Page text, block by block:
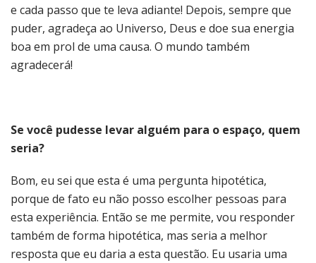
e cada passo que te leva adiante! Depois, sempre que
puder, agradeça ao Universo, Deus e doe sua energia
boa em prol de uma causa. O mundo também
agradecerá!
Se você pudesse levar alguém para o espaço, quem
seria?
Bom, eu sei que esta é uma pergunta hipotética,
porque de fato eu não posso escolher pessoas para
esta experiência. Então se me permite, vou responder
também de forma hipotética, mas seria a melhor
resposta que eu daria a esta questão. Eu usaria uma